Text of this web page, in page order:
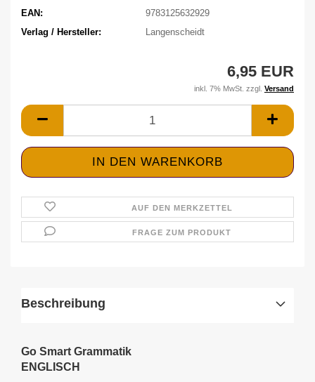
EAN:
9783125632929
Verlag / Hersteller:
Langenscheidt
6,95 EUR
inkl. 7% MwSt. zzgl. Versand
AUF DEN MERKZETTEL
FRAGE ZUM PRODUKT
Beschreibung
Go Smart Grammatik
ENGLISCH